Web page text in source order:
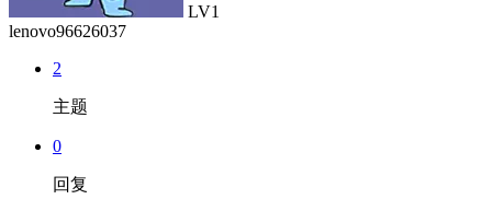
LV1
lenovo96626037
2
主题
0
回复